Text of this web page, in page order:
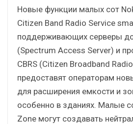
Новые функции малых сот
Citizen Band Radio Service
поддерживающих серверы
(Spectrum Access Server) и
CBRS (Citizen Broadband
предоставят операторам
для расширения емкости и
особенно в зданиях. Малые
Zone могут создавать